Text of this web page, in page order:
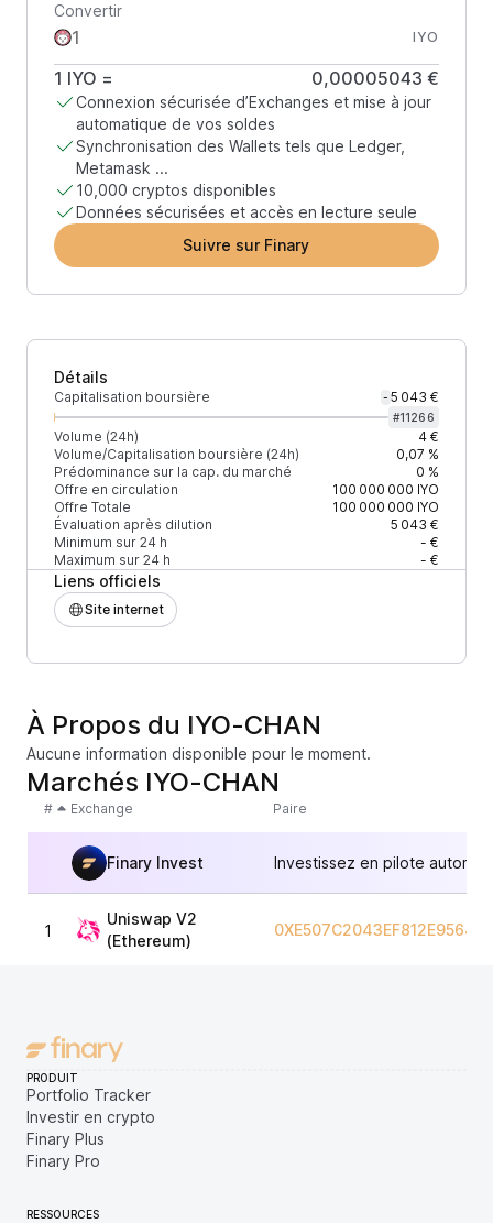
Convertir
IYO
1 IYO = 0,00005043 €
Connexion sécurisée d’Exchanges et mise à jour
automatique de vos soldes
Synchronisation des Wallets tels que Ledger,
Metamask ...
10,000 cryptos disponibles
Données sécurisées et accès en lecture seule
Suivre sur Finary
Détails
Capitalisation boursière - 5 043 €
#11266
Volume (24h)
4 €
Volume/Capitalisation boursière (24h)
0,07 %
Prédominance sur la cap. du marché
0 %
Offre en circulation
100 000 000 IYO
Offre Totale
100 000 000 IYO
Évaluation après dilution
5 043 €
Minimum sur 24 h
- €
Maximum sur 24 h
- €
Liens officiels
Site internet
À Propos du IYO-CHAN
Aucune information disponible pour le moment.
Marchés IYO-CHAN
# Exchange Paire
Finary Invest Investissez en pilote
1
Uniswap V2
(Ethereum)
PRODUIT
Portfolio Tracker
Investir en crypto
Finary Plus
Finary Pro
RESSOURCES